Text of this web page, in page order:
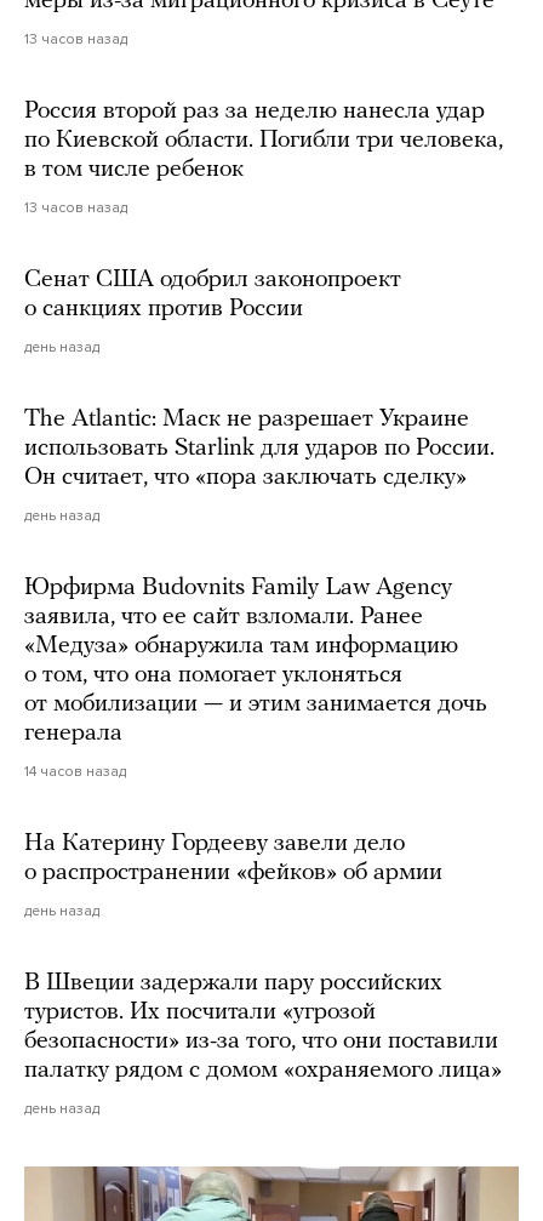
13 часов назад
Россия второй раз за неделю нанесла удар
по Киевской области. Погибли три человека,
в том числе ребенок
13 часов назад
Сенат США одобрил законопроект
о санкциях против России
день назад
The Atlantic: Маск не разрешает Украине
использовать Starlink для ударов по России.
Он считает, что «пора заключать сделку»
день назад
Юрфирма Budovnits Family Law Agency
заявила, что ее сайт взломали. Ранее
«Медуза» обнаружила там информацию
о том, что она помогает уклоняться
от мобилизации — и этим занимается дочь
генерала
14 часов назад
На Катерину Гордееву завели дело
о распространении «фейков» об армии
день назад
В Швеции задержали пару российских
туристов. Их посчитали «угрозой
безопасности» из-за того, что они поставили
палатку рядом с домом «охраняемого лица»
день назад